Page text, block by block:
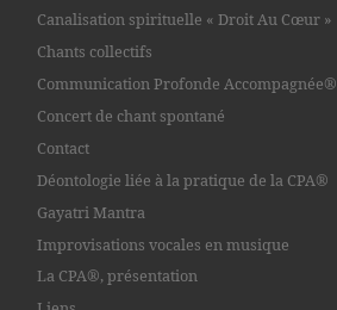
Canalisation spirituelle « Droit Au Cœur »
Chants collectifs
Communication Profonde Accompagnée®
Concert de chant spontané
Contact
Déontologie liée à la pratique de la CPA®
Gayatri Mantra
Improvisations vocales en musique
La CPA®, présentation